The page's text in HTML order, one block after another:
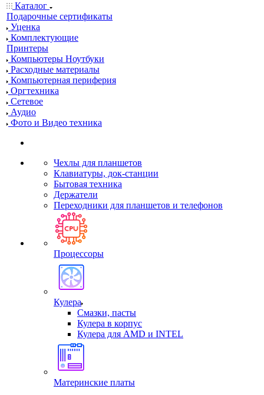
Каталог
Подарочные сертификаты
Уценка
Комплектующие
Принтеры
Компьютеры Ноутбуки
Расходные материалы
Компьютерная периферия
Оргтехника
Сетевое
Аудио
Фото и Видео техника
Чехлы для планшетов
Клавиатуры, док-станции
Бытовая техника
Держатели
Переходники для планшетов и телефонов
Процессоры
Кулера
Смазки, пасты
Кулера в корпус
Кулера для AMD и INTEL
Материнские платы